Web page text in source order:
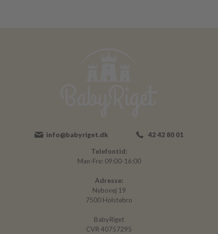
info@babyriget.dk 42 42 80 01
Telefontid:
Man-Fre: 09:00-16:00
Adresse:
Nybovej 19
7500 Holstebro
BabyRiget
CVR 40757295